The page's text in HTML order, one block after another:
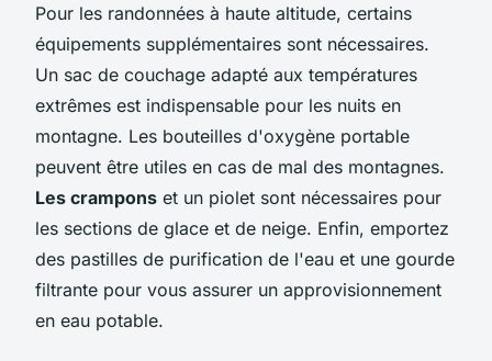
Pour les randonnées à haute altitude, certains
équipements supplémentaires sont nécessaires.
Un sac de couchage adapté aux températures
extrêmes est indispensable pour les nuits en
montagne. Les bouteilles d'oxygène portable
peuvent être utiles en cas de mal des montagnes.
Les crampons et un piolet sont nécessaires pour
les sections de glace et de neige. Enfin, emportez
des pastilles de purification de l'eau et une gourde
filtrante pour vous assurer un approvisionnement
en eau potable.